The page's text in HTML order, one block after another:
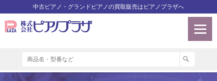
中古ピアノ・グランドピアノの買取販売はピアノプラザへ